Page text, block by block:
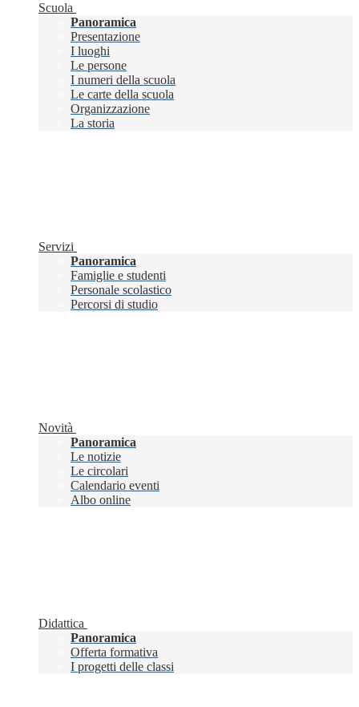
Scuola
Panoramica
Presentazione
I luoghi
Le persone
I numeri della scuola
Le carte della scuola
Organizzazione
La storia
Servizi
Panoramica
Famiglie e studenti
Personale scolastico
Percorsi di studio
Novità
Panoramica
Le notizie
Le circolari
Calendario eventi
Albo online
Didattica
Panoramica
Offerta formativa
I progetti delle classi